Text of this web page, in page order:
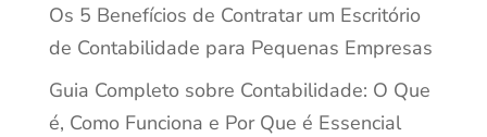
Os 5 Benefícios de Contratar um Escritório
de Contabilidade para Pequenas Empresas
Guia Completo sobre Contabilidade: O Que
é, Como Funciona e Por Que é Essencial